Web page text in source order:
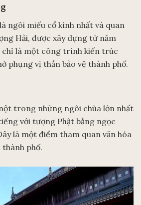
ngôi miếu cổ kính nhất và quan
Hải, được xây dựng từ năm
chỉ là một công trình kiến trúc
phụng vị thần bảo vệ thành phố.
trong những ngôi chùa lớn nhất
với tượng Phật bằng ngọc
là một điểm tham quan văn hóa
phố.